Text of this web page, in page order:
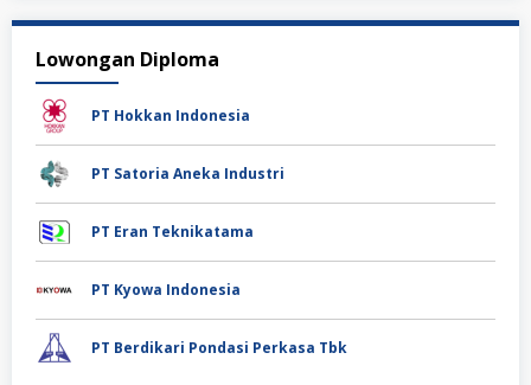
Lowongan Diploma
PT Hokkan Indonesia
PT Satoria Aneka Industri
PT Eran Teknikatama
PT Kyowa Indonesia
PT Berdikari Pondasi Perkasa Tbk